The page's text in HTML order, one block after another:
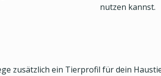
nutzen kannst.
zusätzlich ein Tierprofil für dein